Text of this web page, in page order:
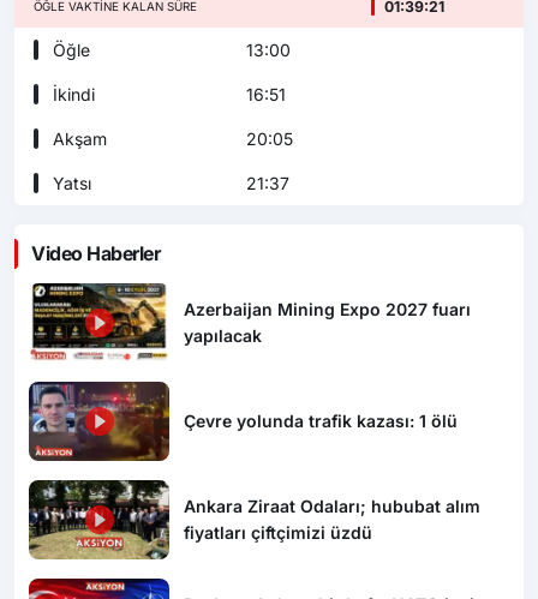
ÖĞLE VAKTINE KALAN SÜRE 01:39:20
Öğle 13:00
İkindi 16:51
Akşam 20:05
Yatsı 21:37
Video Haberler
Azerbaijan Mining Expo 2027 fuarı
yapılacak
Çevre yolunda trafik kazası: 1 ölü
Ankara Ziraat Odaları; hububat alım
fiyatları çiftçimizi üzdü